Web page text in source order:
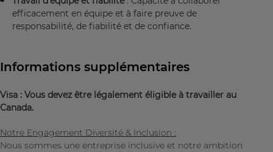
efficacement en équipe et à faire preuve de
responsabilité, de fiabilité et de confiance.
Informations supplémentaires
Visa : Vous devez être légalement éligible à travailler au
Canada.
Notre Engagement Diversité & Inclusion :
Nous sommes une entreprise inclusive et notre ambition